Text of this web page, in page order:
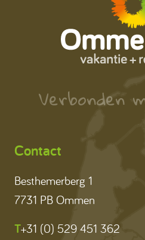
Verbonden
Contact
Besthemerberg 1
7731 PB Ommen
T+31 (0) 529 451 362